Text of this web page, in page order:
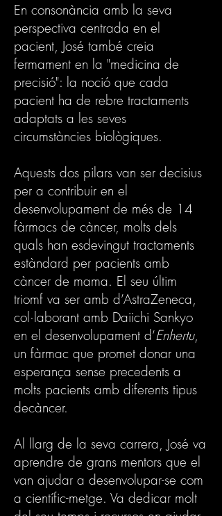
En consonància amb la seva
perspectiva centrada en el
pacient, José també creia
fermament en la "medicina de
precisió": la noció que cada
pacient ha de rebre tractaments
adaptats a les seves
circumstàncies biològiques.
Aquests dos pilars van ser decisius
per a contribuir en el
desenvolupament de més de 14
fàrmacs de càncer, molts dels
quals han esdevingut tractaments
estàndard per pacients amb
càncer de mama. El seu últim
triomf va ser amb d’AstraZeneca,
col·laborant amb Daiichi Sankyo
en el desenvolupament d’Enhertu,
un fàrmac que promet donar una
esperança sense precedents a
molts pacients amb diferents tipus
decàncer.
Al llarg de la seva carrera, José va
aprendre de grans mentors que el
van ajudar a desenvolupar-se com
a científic-metge. Va dedicar molt